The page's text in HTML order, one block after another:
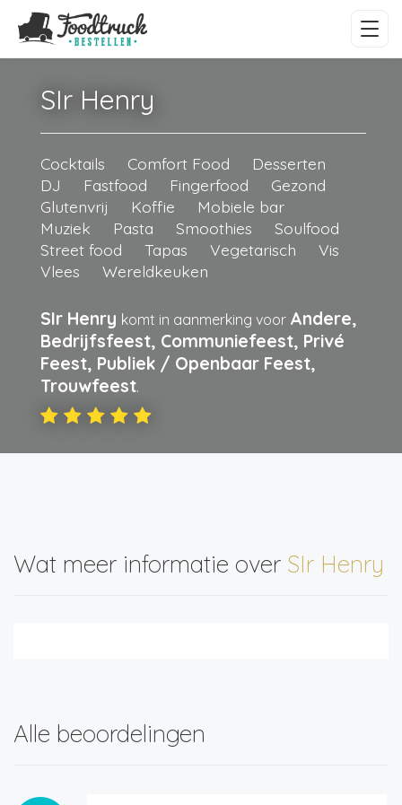
SIr Henry
Cocktails Comfort Food
Desserten
DJ
Fastfood Fingerfood
Gezond
Glutenvrij
Koffie
Mobiele bar
Muziek
Pasta Smoothies
Soulfood
Street food
Tapas Vegetarisch
Vis
Vlees
Wereldkeuken
SIr Henry komt in aanmerking voor Andere,
Bedrijfsfeest, Communiefeest, Privé
Feest, Publiek / Openbaar Feest,
Trouwfeest.
Wat meer informatie over SIr Henry
Alle beoordelingen